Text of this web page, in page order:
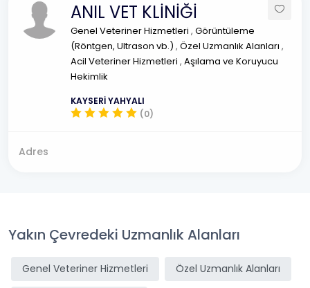
ANIL VET KLİNİĞİ
Genel Veteriner Hizmetleri , Görüntüleme
(Röntgen, Ultrason vb.) , Özel Uzmanlık Alanları ,
Acil Veteriner Hizmetleri , Aşılama ve Koruyucu
Hekimlik
KAYSERİ YAHYALI
(0)
Adres
Yakın Çevredeki Uzmanlık Alanları
Genel Veteriner Hizmetleri Özel Uzmanlık Alanları